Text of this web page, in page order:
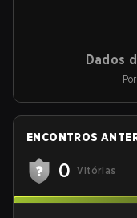
Dados
ENCONTROS
0 Vitórias